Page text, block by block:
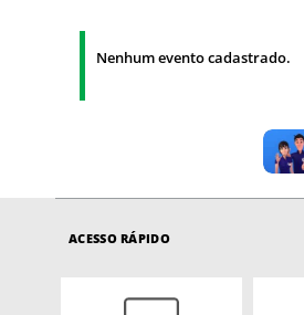
Nenhum evento cadastrado.
ACESSO RÁPIDO